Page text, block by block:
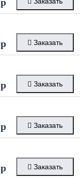
р Заказать
р Заказать
р Заказать
р Заказать